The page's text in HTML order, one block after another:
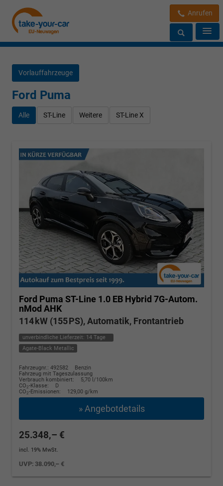
Anrufen
Vorlauffahrzeuge
Ford Puma
Alle ST-Line Weitere ST-Line X
Ford Puma ST-Line 1.0 EB Hybrid 7G-Autom.
nMod AHK
114 kW (155 PS), Automatik, Frontantrieb
unverbindliche Lieferzeit: 14 Tage
Agate-Black Metallic
Fahrzeugnr.: 492582
Benzin
Fahrzeug mit Tageszulassung
Verbrauch kombiniert:
5,70 l/100km
CO2-Klasse:
D
CO2-Emissionen: 129,00 g/km
» Angebotdetails
25.348,– €
incl. 19% MwSt.
UVP: 38.090,– €